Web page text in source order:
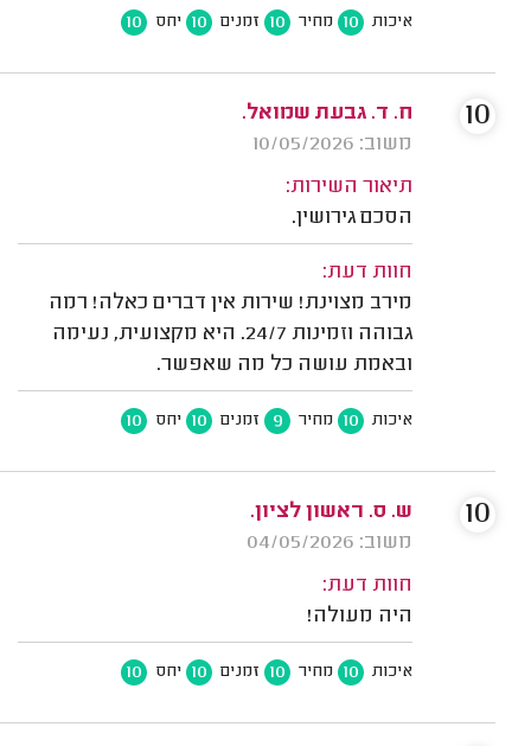
איכות 10 מחיר 10 זמנים 10 יחס 10
ח. ד. גבעת שמואל.
משוב: 10/05/2026
תיאור השירות:
הסכם גירושין.
חוות דעת:
מירב מצוינת! שירות אין דברים כאלה! רמה
גבוהה וזמינות 24/7. היא מקצועית, נעימה
ובאמת עושה כל מה שאפשר.
איכות 10 מחיר 9 זמנים 10 יחס 10
10
ש. ס. ראשון לציון.
משוב: 04/05/2026
חוות דעת:
היה מעולה!
איכות 10 מחיר 10 זמנים 10 יחס 10
10